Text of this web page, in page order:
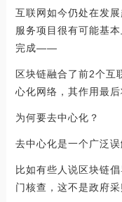
互联网如今仍处在发
服务项目很有可能基
完成——
区块链融合了前2个互
心化网络，其作用最
为何要去中心化？
去中心化是一个广泛误
比如有些人说区块链
门核查，这不是政府采